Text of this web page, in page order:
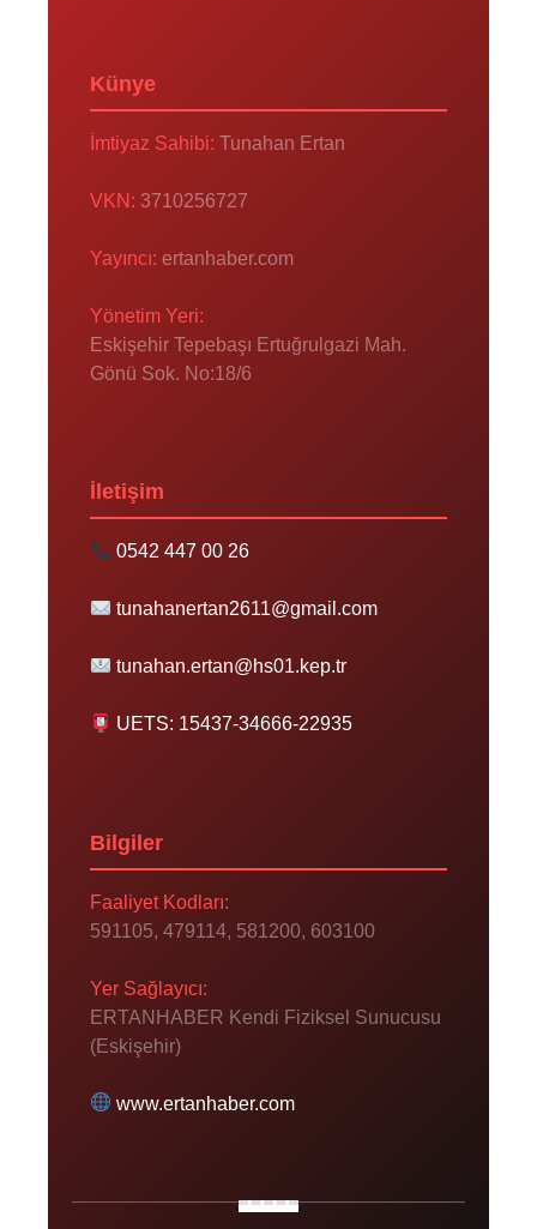
Künye
İmtiyaz Sahibi: Tunahan Ertan
VKN: 3710256727
Yayıncı: ertanhaber.com
Yönetim Yeri:
Eskişehir Tepebaşı Ertuğrulgazi Mah.
Gönü Sok. No:18/6
İletişim
0542 447 00 26
tunahanertan2611@gmail.com
tunahan.ertan@hs01.kep.tr
UETS: 15437-34666-22935
Bilgiler
Faaliyet Kodları:
591105, 479114, 581200, 603100
Yer Sağlayıcı:
ERTANHABER Kendi Fiziksel Sunucusu
(Eskişehir)
www.ertanhaber.com